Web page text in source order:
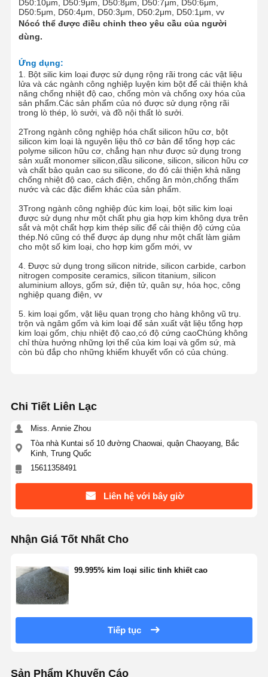
Kiểm Soát
Chất Lượng
Vi cầu silic đơn phân tán
Bột silica hình cầu
Hạt nano silic
Mỹ phẩm vi cầu silic
Bột nano silic
bột nhôm hình cầu
D50:10μm , D50:9μm , D50:8μm , D50:7μm , D50:6μm
D50:5μm , D50:4μm , D50:3μm , D50:2μm , D50:1 μm , vv
Nócó thể được điều chỉnh theo yêu cầu của người
dùng.
Ứng dụng:
1. Bột silic kim loại được sử dụng rộng rãi trong các vật liệu
lửa và các ngành công nghiệp luyện kim bột để cải thiện khả
năng chống nhiệt độ cao, chống mòn và chống oxy hóa của
sản phẩm.Các sản phẩm của nó được sử dụng rộng rãi
trong lò thép, lò sưởi, và đồ nội thất lò sưởi.
2Trong ngành công nghiệp hóa chất silicon hữu cơ, bột
silicon kim loại là nguyên liệu thô cơ bản để tổng hợp các
polyme silicon hữu cơ, chẳng hạn như được sử dụng trong
sản xuất monomer silicon,dầu silicone, silicon, silicon hữu cơ
và chất bảo quản cao su silicone, do đó cải thiện khả năng
chống nhiệt độ cao, cách điện, chống ăn mòn,chống thấm
nước và các đặc điểm khác của sản phẩm.
3Trong ngành công nghiệp đúc kim loại, bột silic kim loại
được sử dụng như một chất phụ gia hợp kim không dựa trên
sắt và một chất hợp kim thép silic để cải thiện độ cứng của
thép.Nó cũng có thể được áp dụng như một chất làm giảm
cho một số kim loại, cho hợp kim gốm mới, vv
4. Được sử dụng trong silicon nitride, silicon carbide, carbon
nitrogen composite ceramics, silicon titanium, silicon
aluminium alloys, gốm sứ, điện tử, quân sự, hóa học, công
nghiệp quang điện, vv
5. kim loại gốm, vật liệu quan trọng cho hàng không vũ trụ.
trộn và ngâm gốm và kim loại để sản xuất vật liệu tổng hợp
kim loại gốm, chịu nhiệt độ cao,có độ cứng caoChúng không
chỉ thừa hưởng những lợi thế của kim loại và gốm sứ, mà
còn bù đắp cho những khiếm khuyết vốn có của chúng.
Chi Tiết Liên Lạc
Miss. Annie Zhou
Tòa nhà Kuntai số 10 đường Chaowai, quận Chaoyang, Bắc
Kinh, Trung Quốc
15611358491
Liên hệ với bây giờ
Nhận Giá Tốt Nhất Cho
99.995% kim loại silic tinh khiết cao
Tiếp tục
Sản Phẩm Khuyến Cáo